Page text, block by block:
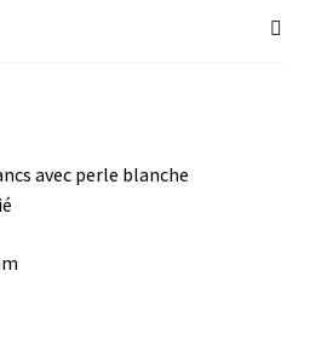
avec perle blanche